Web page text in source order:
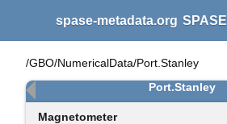
spase-metadata.org SPASE
/GBO/NumericalData/Port.Stanley
Port.Stanley
Magnetometer